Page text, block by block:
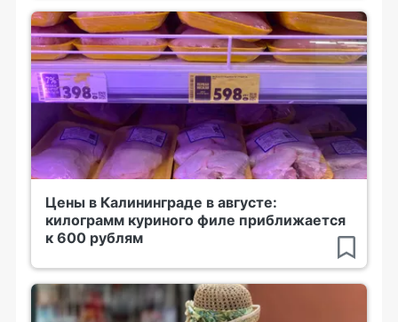
Цены в Калининграде в августе:
килограмм куриного филе приближается
к 600 рублям